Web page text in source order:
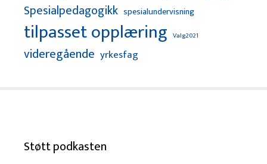
Spesialpedagogikk spesialundervisning
tilpasset opplæring Valg2021
videregående yrkesfag
Støtt podkasten